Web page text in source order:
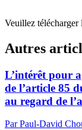
Veuillez télécharger
Autres
L’intérêt pour
de l’article 85
au regard de
Par Paul-David